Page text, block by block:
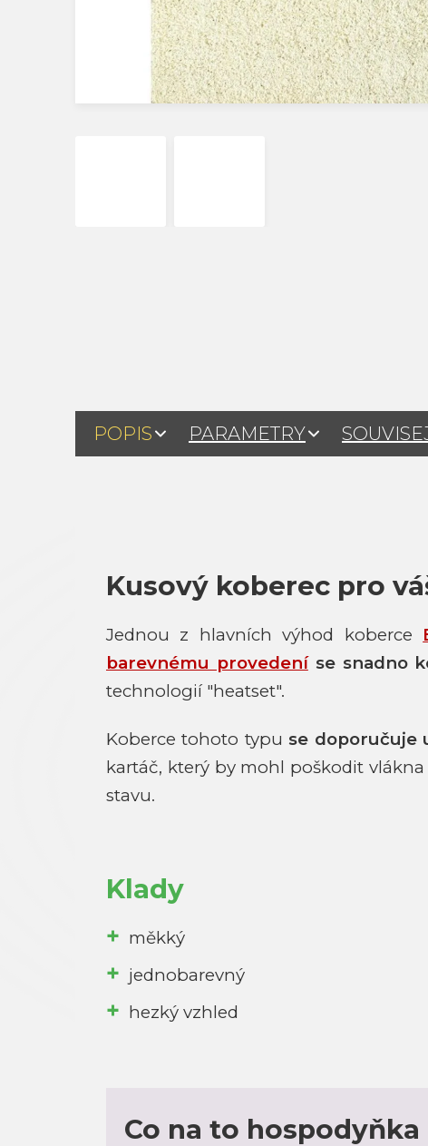
POPIS PARAMETRY
Kusový koberec pro
Jednou z hlavních výhod koberce
barevnému provedeníse snadno
technologií "heatset".
Koberce tohoto typu se doporučuje
kartáč, který by mohl poškodit
stavu.
Klady
měkký
jednobarevný
hezký vzhled
Co na to hospodyňka